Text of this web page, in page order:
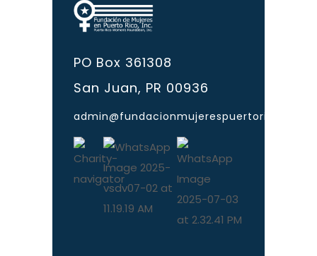
PO Box 361308
San Juan, PR 00936
admin@fundacionmujerespuertorico.org